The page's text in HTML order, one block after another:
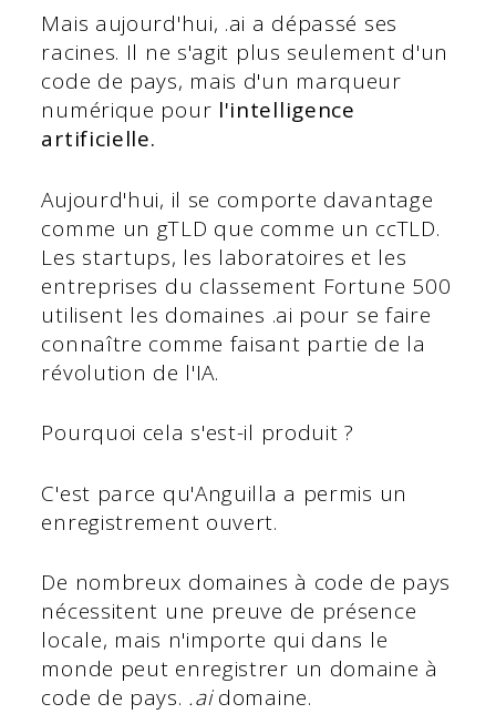
Mais aujourd'hui, .ai a dépassé ses
racines. Il ne s'agit plus seulement d'un
code de pays, mais d'un marqueur
numérique pour l'intelligence
artificielle.
Aujourd'hui, il se comporte davantage
comme un gTLD que comme un ccTLD.
Les startups, les laboratoires et les
entreprises du classement Fortune 500
utilisent les domaines .ai pour se faire
connaître comme faisant partie de la
révolution de l'IA.
Pourquoi cela s'est-il produit ?
C'est parce qu'Anguilla a permis un
enregistrement ouvert.
De nombreux domaines à code de pays
nécessitent une preuve de présence
locale, mais n'importe qui dans le
monde peut enregistrer un domaine à
code de pays. .aidomaine.